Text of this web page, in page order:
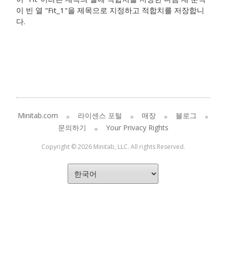
이 빈 열 "Fit_1"을 제목으로 지정하고 적합치를 저장합니
다.
Minitab.com 라이센스 포털 매장
블로그
문의하기
Your Privacy Rights
Copyright © 2026 Minitab, LLC. All rights Reserved.